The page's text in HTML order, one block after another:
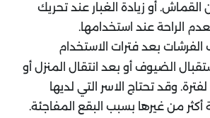
القماش. أو زيادة الغبار عند تحريك
الراحة عند استخدامها.
بعد فترات الاستخدام
الضيوف أو بعد انتقال المنزل أو
وقد تحتاج الاسر التي لديها
من غيرها بسبب البقع المفاجئة.